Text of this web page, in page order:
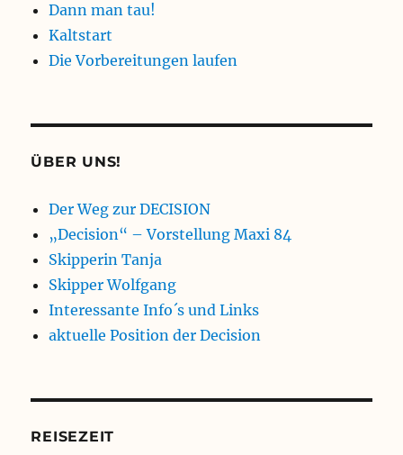
Dann man tau!
Kaltstart
Die Vorbereitungen laufen
ÜBER UNS!
Der Weg zur DECISION
„Decision“ – Vorstellung Maxi 84
Skipperin Tanja
Skipper Wolfgang
Interessante Info´s und Links
aktuelle Position der Decision
REISEZEIT